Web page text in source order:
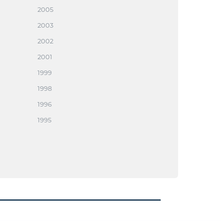
2005
2003
2002
2001
1999
1998
1996
1995